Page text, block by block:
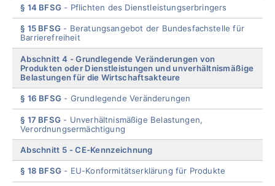
§ 14 BFSG Pflichten des Dienstleistungserbringers
§ 15 BFSG
Beratungsangebot der Bundesfachstelle für
Barrierefreiheit
Abschnitt 4
Grundlegende Veränderungen von
Produkten oder Dienstleistungen und unverhältnismäßige
Belastungen für die Wirtschaftsakteure
§ 16 BFSG Grundlegende Veränderungen
§ 17 BFSG
Unverhältnismäßige Belastungen,
Verordnungsermächtigung
Abschnitt 5 CE-Kennzeichnung
§ 18 BFSG EU-Konformitätserklärung für Produkte